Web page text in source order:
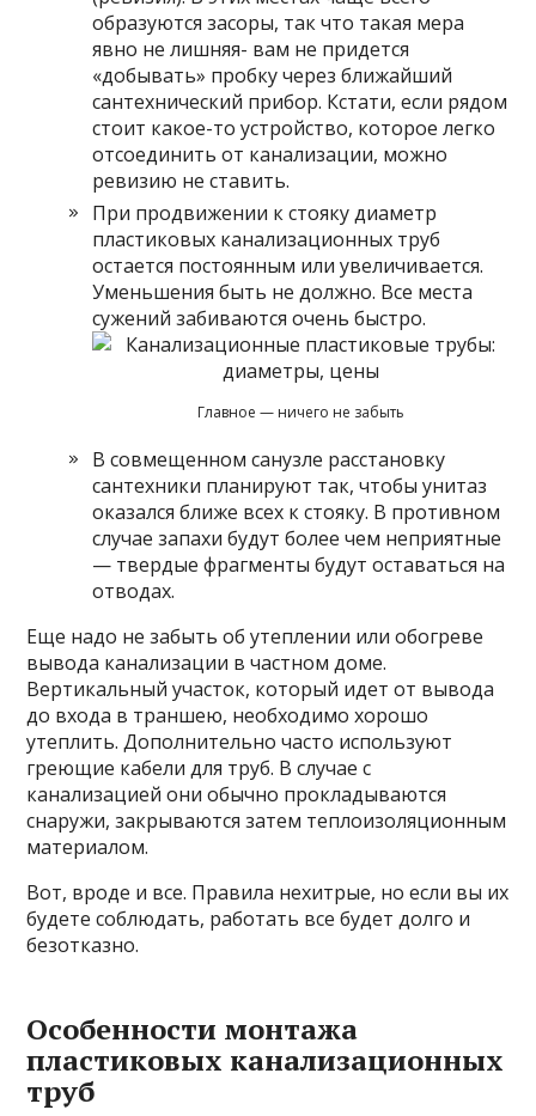
образуются засоры, так что такая мера
явно не лишняя- вам не придется
«добывать» пробку через ближайший
сантехнический прибор. Кстати, если рядом
стоит какое-то устройство, которое легко
отсоединить от канализации, можно
ревизию не ставить.
При продвижении к стояку диаметр
пластиковых канализационных труб
остается постоянным или увеличивается.
Уменьшения быть не должно. Все места
сужений забиваются очень быстро.
Главное — ничего не забыть
В совмещенном санузле расстановку
сантехники планируют так, чтобы унитаз
оказался ближе всех к стояку. В противном
случае запахи будут более чем неприятные
— твердые фрагменты будут оставаться на
отводах.
Еще надо не забыть об утеплении или обогреве
вывода канализации в частном доме.
Вертикальный участок, который идет от вывода
до входа в траншею, необходимо хорошо
утеплить. Дополнительно часто используют
греющие кабели для труб. В случае с
канализацией они обычно прокладываются
снаружи, закрываются затем теплоизоляционным
материалом.
Вот, вроде и все. Правила нехитрые, но если вы их
будете соблюдать, работать все будет долго и
безотказно.
Особенности монтажа
пластиковых канализационных
труб